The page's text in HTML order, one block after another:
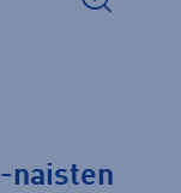
-naisten